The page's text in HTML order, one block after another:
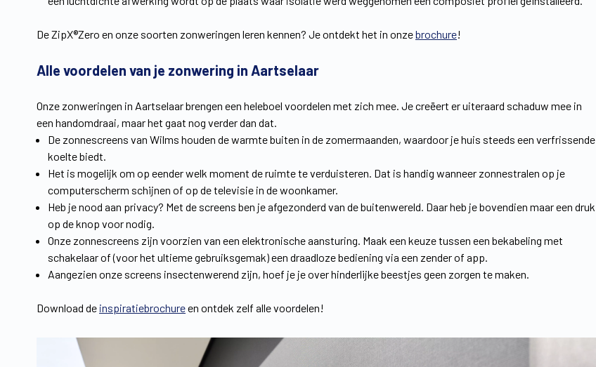
De ZipX®Zero en onze soorten zonweringen leren kennen? Je ontdekt het in onzebrochure!
Alle voordelen van je zonwering in Aartselaar
Onze zonweringen in Aartselaar brengen een heleboel voordelen met zich mee. Je creëert er uiteraard schaduw mee in
een handomdraai, maar het gaat nog verder dan dat.
De zonnescreens van Wilms houden de warmte buiten in de zomermaanden, waardoor je huis steeds een verfrissende
koelte biedt.
Het is mogelijk om op eender welk moment de ruimte te verduisteren. Dat is handig wanneer zonnestralen op je
computerscherm schijnen of op de televisie in de woonkamer.
Heb je nood aan privacy? Met de screens ben je afgezonderd van de buitenwereld. Daar heb je bovendien maar een druk
op de knop voor nodig.
Onze zonnescreens zijn voorzien van een elektronische aansturing. Maak een keuze tussen een bekabeling met
schakelaar of (voor het ultieme gebruiksgemak) een draadloze bediening via een zender of app.
Aangezien onze screens insectenwerend zijn, hoef je je over hinderlijke beestjes geen zorgen te maken.
Download de inspiratiebrochureen ontdek zelf alle voordelen!